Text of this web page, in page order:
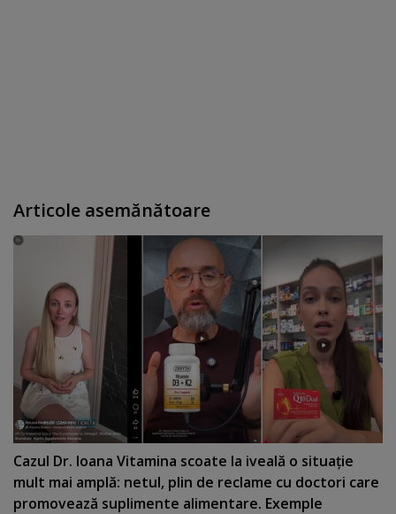
Articole asemănătoare
Cazul Dr. Ioana Vitamina scoate la iveală o situaţie
mult mai amplă: netul, plin de reclame cu doctori care
promovează suplimente alimentare. Exemple